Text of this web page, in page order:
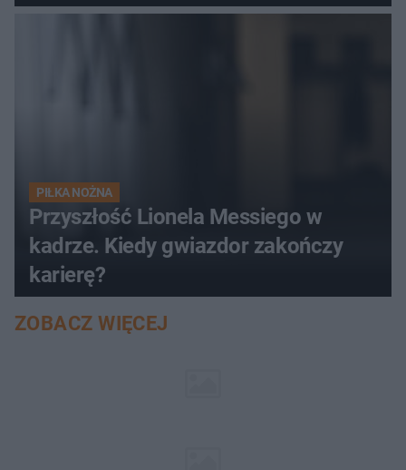
PIŁKA NOŻNA
Przyszłość Lionela Messiego w
kadrze. Kiedy gwiazdor zakończy
karierę?
ZOBACZ WIĘCEJ